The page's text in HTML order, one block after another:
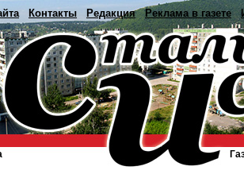
Контакты Редакция Реклама в газете